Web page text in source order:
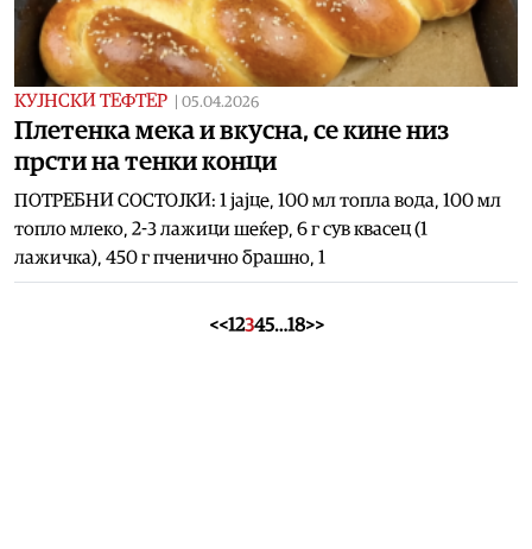
КУЈНСКИ ТЕФТЕР 05.04.2026
Плетенка мека и вкусна, се кине низ
прсти на тенки конци
ПОТРЕБНИ СОСТОЈКИ: 1 јајце, 100 мл топла вода, 100 мл
топло млеко, 2-3 лажици шеќер, 6 г сув квасец (1
лажичка), 450 г пченично брашно, 1
<<12345…18>>